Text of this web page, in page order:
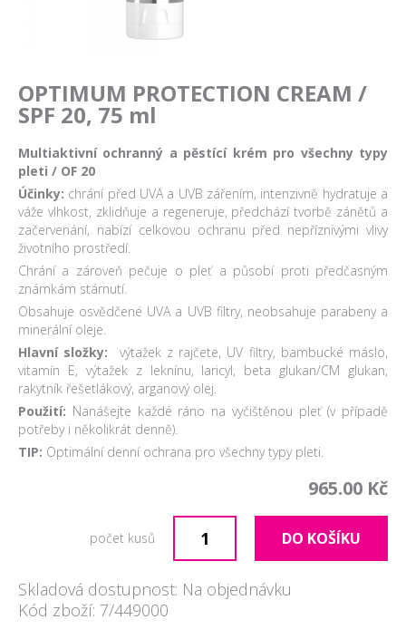
OPTIMUM PROTECTION CREAM /
SPF 20, 75 ml
Multiaktivní ochranný a pěstící krém pro všechny typy
pleti / OF 20
Účinky: chrání před UVA a UVB zářením, intenzivně hydratuje a
váže vlhkost, zklidňuje a regeneruje, předchází tvorbě zánětů a
začervenání, nabízí celkovou ochranu před nepříznivými vlivy
životního prostředí.
Chrání a zároveň pečuje o pleť a působí proti předčasným
známkám stárnutí.
Obsahuje osvědčené UVA a UVB filtry, neobsahuje parabeny a
minerální oleje.
Hlavní složky: výtažek z rajčete, UV filtry, bambucké máslo,
vitamín E, výtažek z leknínu, laricyl, beta glukan/CM glukan,
rakytník řešetlákový, arganový olej.
Použití: Nanášejte každé ráno na vyčištěnou pleť (v případě
potřeby i několikrát denně).
TIP: Optimální denní ochrana pro všechny typy pleti.
965.00 Kč
DO KOŠÍKU
počet kusů
Skladová dostupnost: Na objednávku
Kód zboží: 7/449000